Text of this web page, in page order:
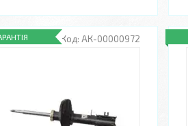
АК-00000972